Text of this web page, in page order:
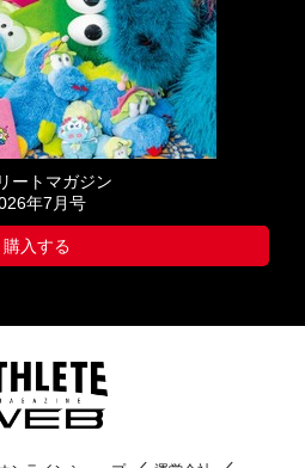
ートマガジン
年7月号
購入する